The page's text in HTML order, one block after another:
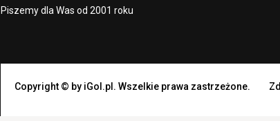
Piszemy dla Was od 2001 roku
Copyright © by iGol.pl. Wszelkie prawa zastrzeżone.